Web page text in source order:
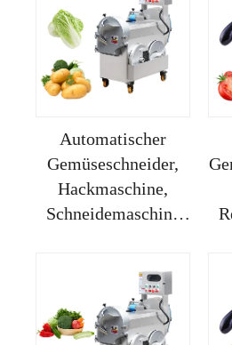
Karottenscheibenmaschine
Automatischer
Gemüseschneider,
Hackmaschine,
Schneidemaschine
für die Gastronomie